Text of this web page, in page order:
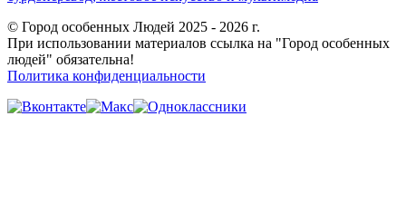
© Город особенных Людей 2025 - 2026 г.
При использовании материалов ссылка на "Город особенных
людей" обязательна!
Политика конфиденциальности